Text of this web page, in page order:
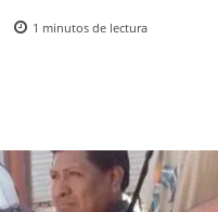
1 minutos de lectura